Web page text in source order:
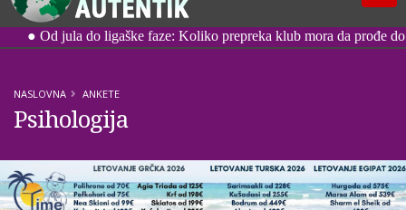
NASLOVNA ANKETE
Psihologija